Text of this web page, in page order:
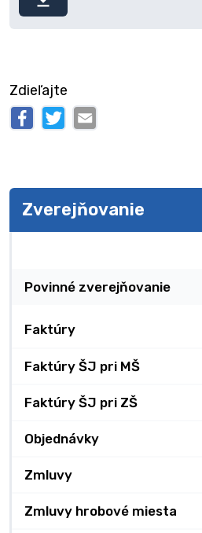
Zdieľajte
Zverejňovanie
Povinné zverejňovanie
Faktúry
Faktúry ŠJ pri MŠ
Faktúry ŠJ pri ZŠ
Objednávky
Zmluvy
Zmluvy hrobové miesta